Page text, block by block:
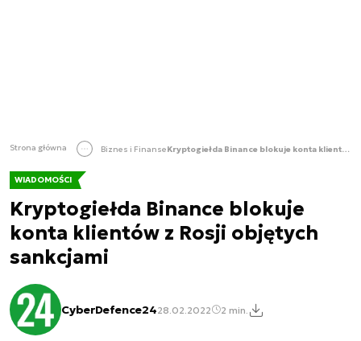
Strona główna Biznes i Finanse Kryptogiełda Binance blokuje konta klientów z Rosji objętych sankcjami
WIADOMOŚCI
Kryptogiełda Binance blokuje
konta klientów z Rosji objętych
sankcjami
CyberDefence2428.02.2022 2 min.